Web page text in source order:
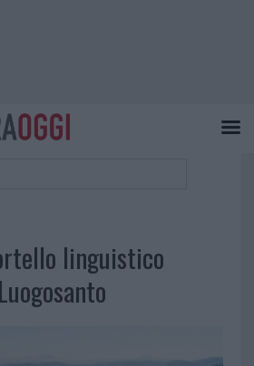
linguistico